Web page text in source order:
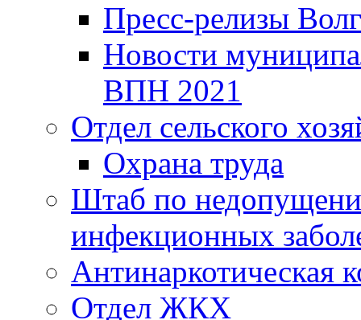
Пресс-релизы
Новости
ВПН 2021
Отдел сельского
Охрана труда
Штаб по
инфекционных
Антинаркотическая
Отдел ЖКХ